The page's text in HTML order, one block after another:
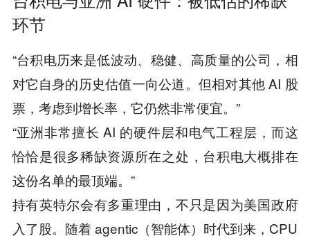
环节
“台积电历来是低波动、稳健、高质量的公司，相
对它自身的历史估值一向公道。但相对其他 AI 股
票，考虑到增长率，它仍然非常便宜。”
“亚洲非常擅长 AI 的硬件层和电气工程层，而这
恰恰是很多稀缺资源所在之处，台积电大概排在
这份名单的最顶端。”
持有英特尔会有多重理由，不只是因为美国政府
入了股。随着 agentic（智能体）时代到来，CPU